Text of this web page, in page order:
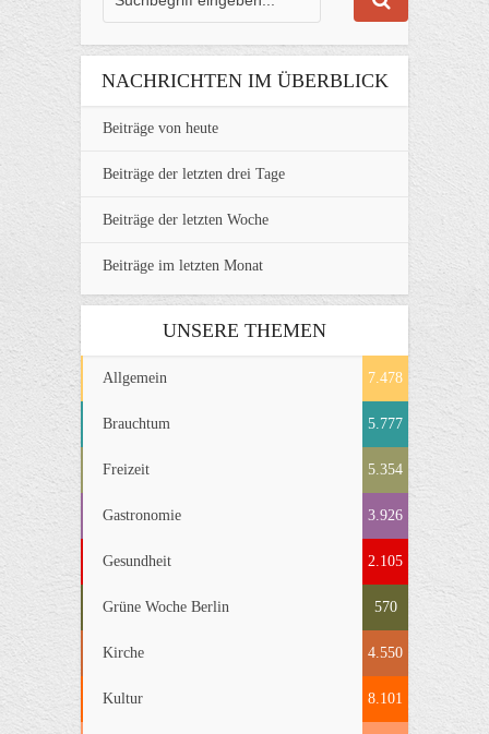
NACHRICHTEN IM ÜBERBLICK
Beiträge von heute
Beiträge der letzten drei Tage
Beiträge der letzten Woche
Beiträge im letzten Monat
UNSERE THEMEN
Allgemein 7.478
Brauchtum 5.777
Freizeit 5.354
Gastronomie 3.926
Gesundheit 2.105
Grüne Woche Berlin 570
Kirche 4.550
Kultur 8.101